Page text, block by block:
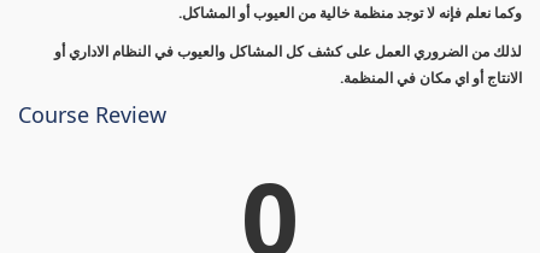
وكما نعلم فإنه لا توجد منظمة خالية من العيوب أو المشاكل.
لذلك من الضروري العمل على كشف كل المشاكل والعيوب في النظام الاداري أو
الانتاج أو اي مكان في المنظمة.
Course Review
0